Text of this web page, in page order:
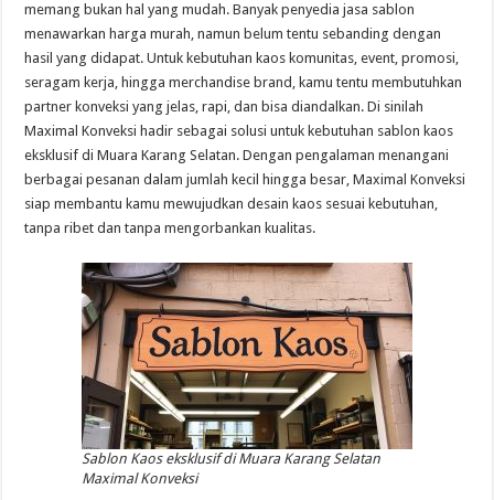
memang bukan hal yang mudah. Banyak penyedia jasa sablon
menawarkan harga murah, namun belum tentu sebanding dengan
hasil yang didapat. Untuk kebutuhan kaos komunitas, event, promosi,
seragam kerja, hingga merchandise brand, kamu tentu membutuhkan
partner konveksi yang jelas, rapi, dan bisa diandalkan. Di sinilah
Maximal Konveksi hadir sebagai solusi untuk kebutuhan sablon kaos
eksklusif di Muara Karang Selatan. Dengan pengalaman menangani
berbagai pesanan dalam jumlah kecil hingga besar, Maximal Konveksi
siap membantu kamu mewujudkan desain kaos sesuai kebutuhan,
tanpa ribet dan tanpa mengorbankan kualitas.
Sablon Kaos eksklusif di Muara Karang Selatan
Maximal Konveksi